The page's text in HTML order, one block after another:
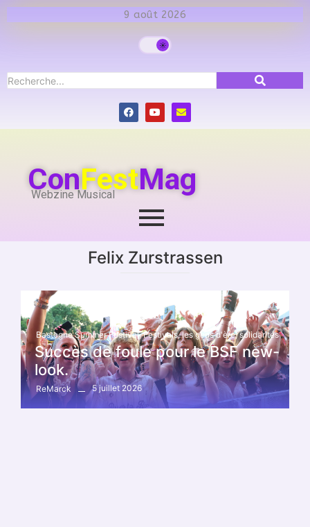
9 août 2026
ConFestMag
Webzine Musical
Felix Zurstrassen
Bastogne Summer Festival, Festivals, les gens d'ère, solidarités
Succès de foule pour le BSF new-
look.
ReMarck 5 juillet 2026